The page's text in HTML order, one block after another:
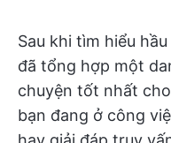
Sau khi tìm hiểu
đã tổng hợp một
chuyện tốt nhất
bạn đang ở công